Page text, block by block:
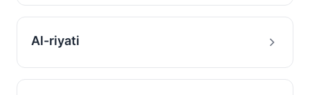
Al-riyati